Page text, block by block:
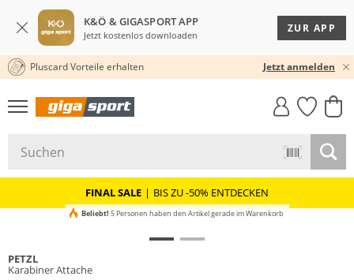
K&Ö & GIGASPORT APP
Jetzt kostenlos downloaden
ZUR APP
30 TAGE RÜCKGABERECHT
Pluscard Vorteile erhalten Jetzt anmelden
GIGASTYLE
FAHRRAD­
MUST-HAVE
FINAL SALE | BIS ZU -50% ENTDECKEN
Beliebt! 5 Personen haben den Artikel gerade im Warenkorb
PETZL
Karabiner Attache